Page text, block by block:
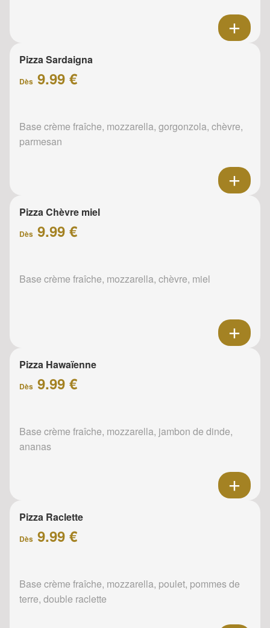
Pizza Sardaigna
Dès 9.99 €
Base crème fraîche, mozzarella, gorgonzola, chèvre,
parmesan
Pizza Chèvre miel
Dès 9.99 €
Base crème fraîche, mozzarella, chèvre, miel
Pizza Hawaïenne
Dès 9.99 €
Base crème fraîche, mozzarella, jambon de dinde,
ananas
Pizza Raclette
Dès 9.99 €
Base crème fraîche, mozzarella, poulet, pommes de
terre, double raclette